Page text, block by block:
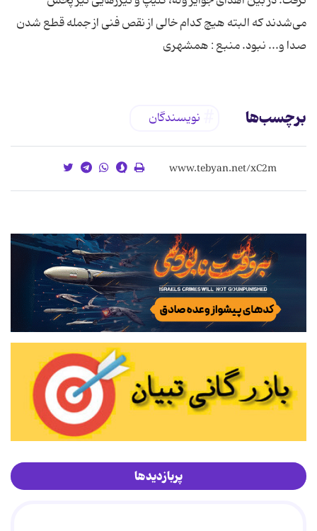
می‌شدند كه البته هیچ كدام خالی از نقص‌ فنی از جمله قطع شدن
صدا و... نبود. منبع : همشهری
برچسب‌ها نويسندگان
پربازدیدها